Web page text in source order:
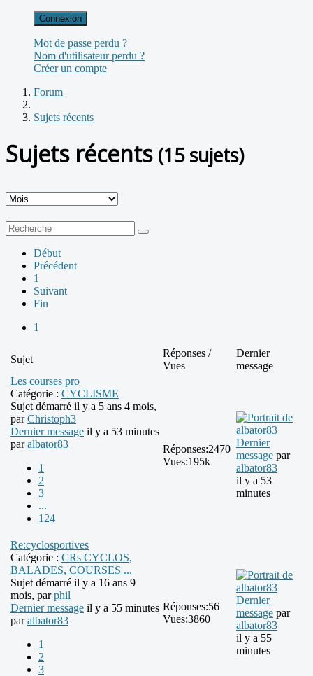
Connexion
Mot de passe perdu ?
Nom d'utilisateur perdu ?
Créer un compte
Forum
Sujets récents
Sujets récents (15 sujets)
Début
Précédent
1
Suivant
Fin
1
Sujet
Réponses /
Vues
Dernier
message
Les courses pro
Catégorie : CYCLISME
Sujet démarré il y a 5 ans 4 mois,
parChristoph3
Dernier message il y a 53 minutes
paralbator83
1
2
3
...
124
Réponses:2470
Vues:195k
Dernier
message par
albator83
il y a 53
minutes
Re:cyclosportives
Catégorie : CRs CYCLOS,
BALADES, COURSES ...
Sujet démarré il y a 16 ans 9
mois, parphil
Dernier message il y a 55 minutes
paralbator83
1
2
3
Réponses:56
Vues:3860
Dernier
message par
albator83
il y a 55
minutes